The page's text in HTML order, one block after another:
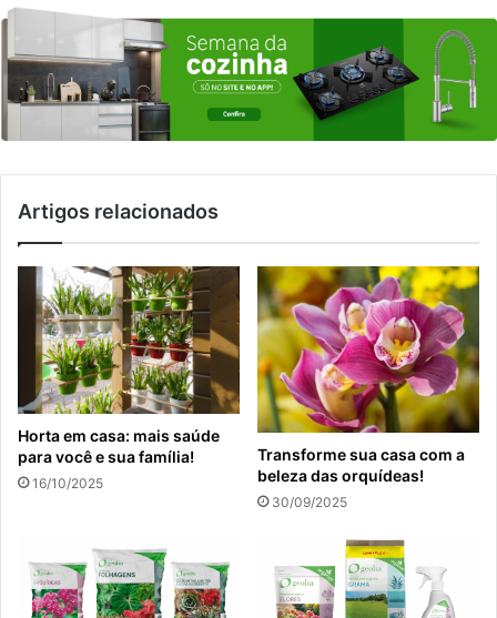
Artigos relacionados
Horta em casa: mais saúde
para você e sua família!
16/10/2025
Transforme sua casa com a
beleza das orquídeas!
30/09/2025